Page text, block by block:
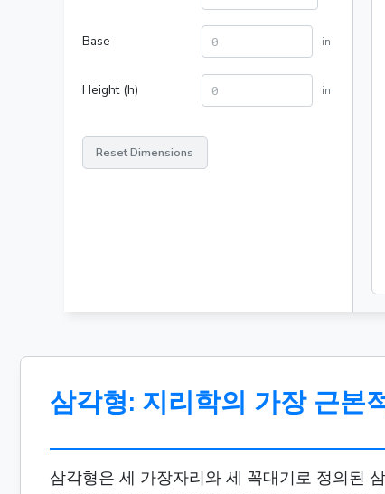
Base in
Height (h) in
Reset Dimensions
삼각형: 지리학의 가장 근본
삼각형은 세 가장자리와 세 꼭대기로 정의된